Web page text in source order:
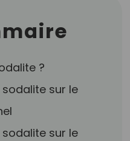
?
sodalite sur le
sodalite sur le